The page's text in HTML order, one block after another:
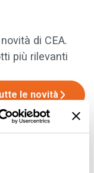
di CEA.
più rilevanti
le novità